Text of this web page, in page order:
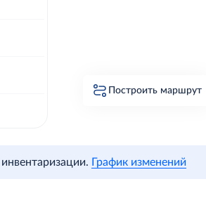
Построить маршрут
График изменений